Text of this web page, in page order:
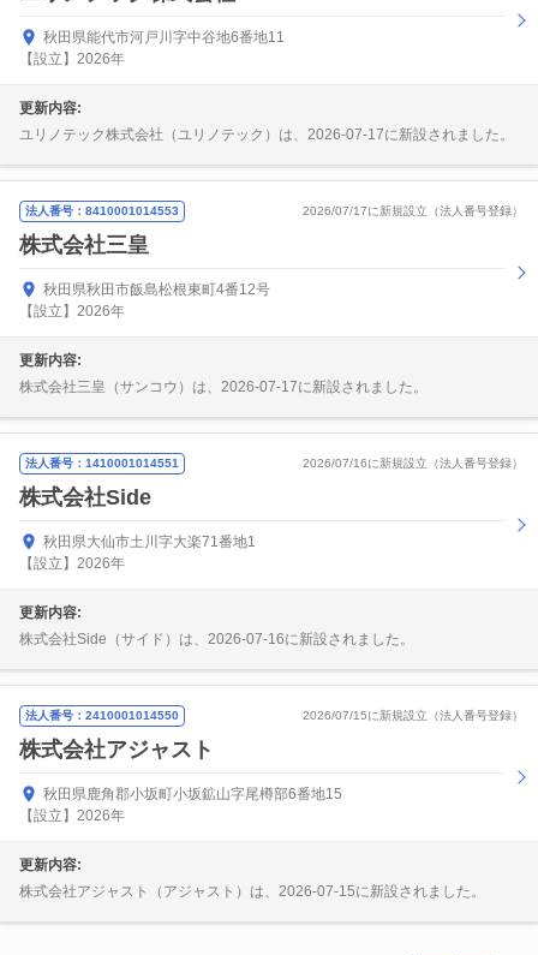
秋田県能代市河戸川字中谷地6番地11
【設立】2026年
更新内容:
ユリノテック株式会社（ユリノテック）は、2026-07-17に新設されました。
法人番号：8410001014553 2026/07/17に新規設立（法人番号登録）
株式会社三皇
秋田県秋田市飯島松根東町4番12号
【設立】2026年
更新内容:
株式会社三皇（サンコウ）は、2026-07-17に新設されました。
法人番号：1410001014551 2026/07/16に新規設立（法人番号登録）
株式会社Side
秋田県大仙市土川字大楽71番地1
【設立】2026年
更新内容:
株式会社Side（サイド）は、2026-07-16に新設されました。
法人番号：2410001014550 2026/07/15に新規設立（法人番号登録）
株式会社アジャスト
秋田県鹿角郡小坂町小坂鉱山字尾樽部6番地15
【設立】2026年
更新内容:
株式会社アジャスト（アジャスト）は、2026-07-15に新設されました。